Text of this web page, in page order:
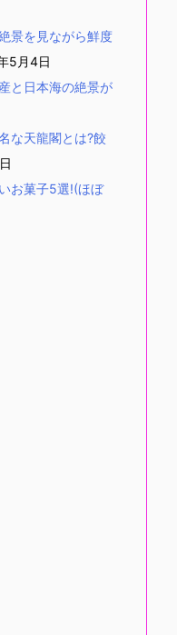
景を見ながら鮮度
5月4日
と日本海の絶景が
な天龍閣とは?餃
お菓子5選!(ほぼ